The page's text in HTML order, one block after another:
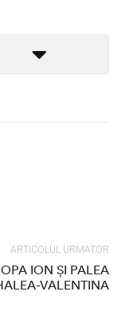
ARTICOLUL URMATOR
ION ȘI PALEA
VALENTINA